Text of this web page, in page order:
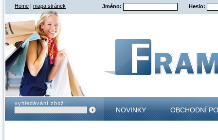
Home | mapa stránek Jméno: Heslo:
vyhledávání zboží:
NOVINKY OBCHODNÍ